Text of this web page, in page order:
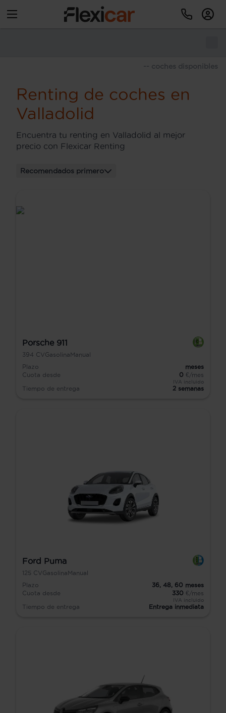
-- coches disponibles
Renting de coches en
Valladolid
Encuentra tu renting en Valladolid al mejor
precio con Flexicar Renting
Recomendados primero
Porsche 911
394 CVGasolinaManual
Plazo
meses
Cuota desde
0 €/mes
IVA incluido
Tiempo de entrega 2 semanas
Ford Puma
125 CVGasolina Manual
Plazo
36, 48, 60 meses
Cuota desde
330 €/mes
IVA incluido
Tiempo de entrega Entrega inmediata